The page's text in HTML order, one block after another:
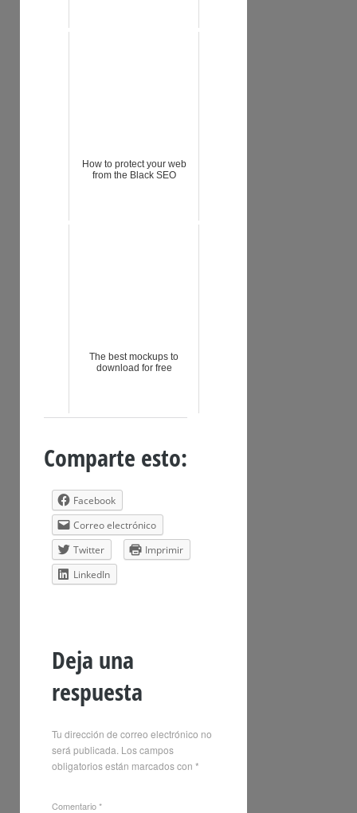
How to protect your web
from the Black SEO
The best mockups to
download for free
Comparte esto:
Facebook
Correo electrónico
Twitter
Imprimir
LinkedIn
Deja una
respuesta
Tu dirección de correo electrónico no
será publicada. Los campos
obligatorios están marcados con *
Comentario*